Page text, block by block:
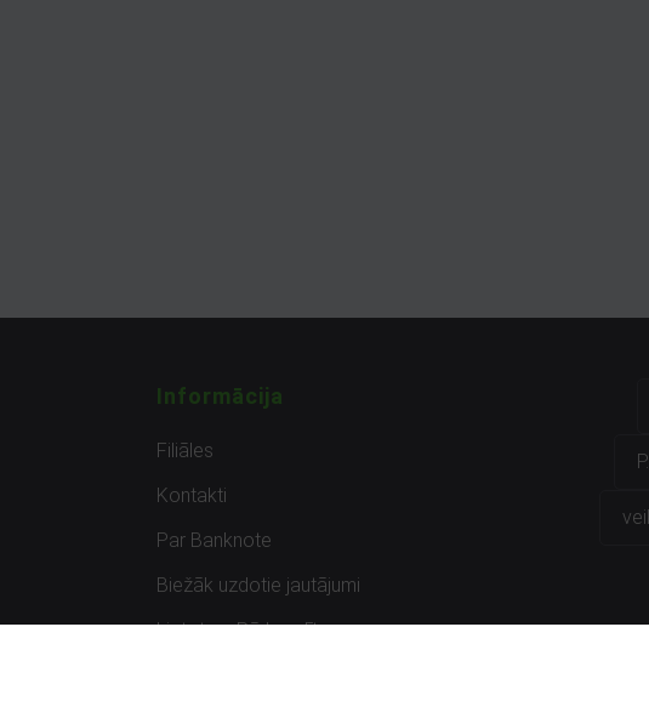
Informācija
Filiāles
Kontakti
Par Banknote
Biežāk uzdotie jautājumi
Lietots – Pārbaudīts